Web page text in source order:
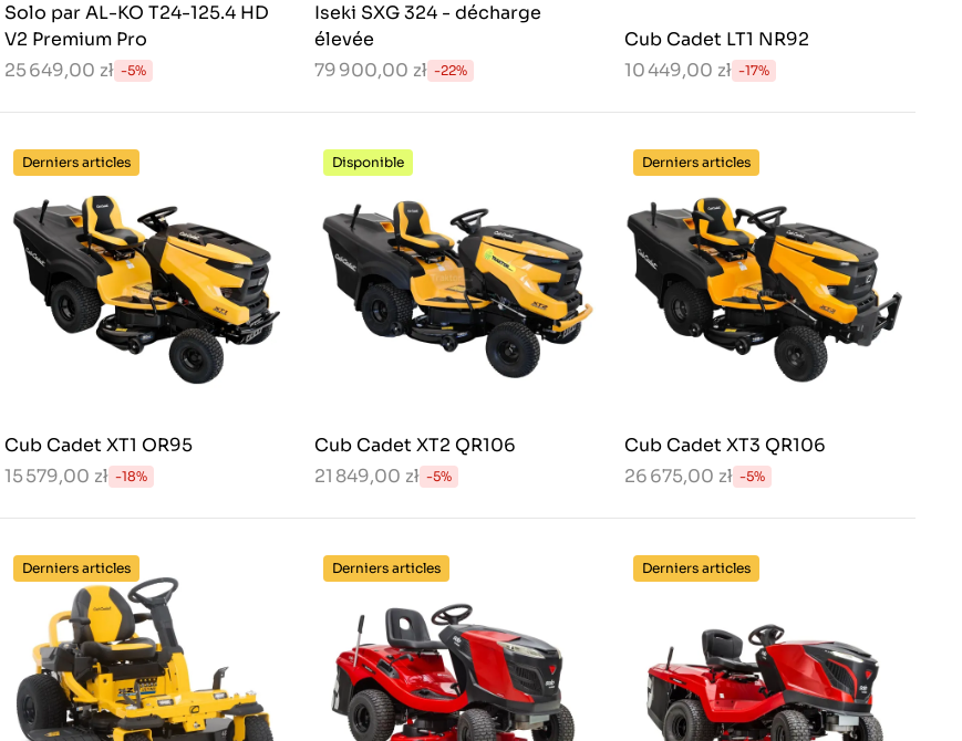
Solo par AL-KO T24-125.4 HD
V2 Premium Pro
25 649,00 zł -5%
Iseki SXG 324 - décharge
élevée
79 900,00 zł -22%
Cub Cadet LT1 NR92
10 449,00 zł -17%
Derniers articles
Cub Cadet XT1 OR95
15 579,00 zł -18%
Disponible
Cub Cadet XT2 QR106
21 849,00 zł -5%
Derniers articles
Cub Cadet XT3 QR106
26 675,00 zł -5%
Derniers articles Derniers articles Derniers articles